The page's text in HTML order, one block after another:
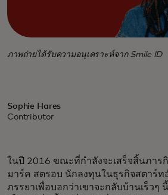
ภาพถ่ายได้รับความอนุเคราะห์จาก Smile ID
Sophie Hares
Contributor
ในปี 2016 ขณะที่กำลังจะเสร็จสิ้นภาร
มาร์ค สตรอบ นักลงทุนในธุรกิจสตาร์
ภรรยาเพื่อบอกว่าเขาจะกลับบ้านเร็วๆ